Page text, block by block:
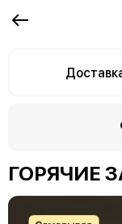
ГОРЯЧИЕ